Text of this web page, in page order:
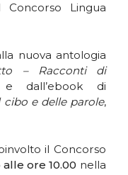
Lingua
nuova antologia
– Racconti di
dall’ebook di
cibo e delle parole,
il Concorso
ore 10.00 nella